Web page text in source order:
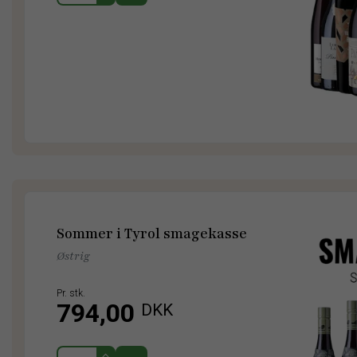
Sommer i Tyrol smagekasse
Østrig
Pr. stk.
794,00 DKK